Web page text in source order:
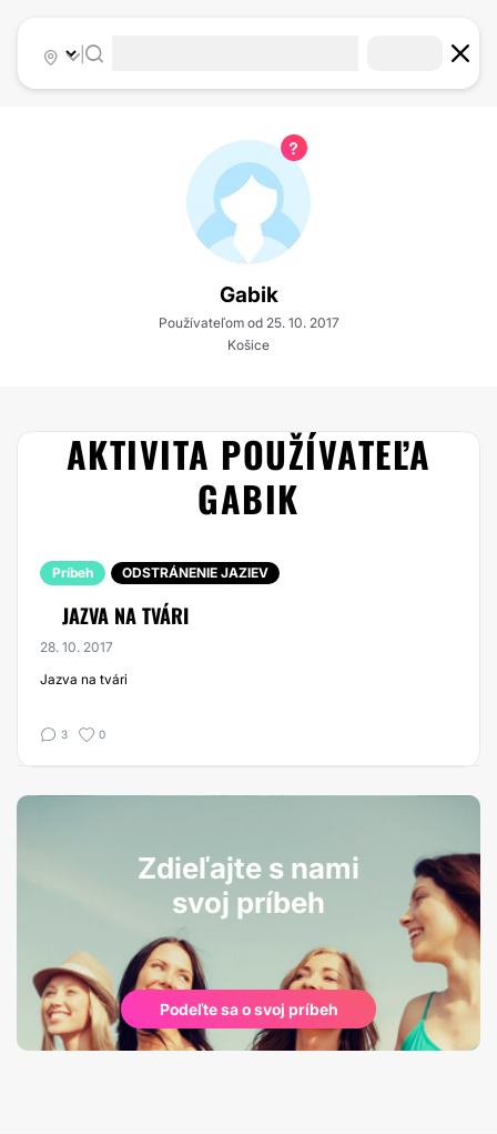
|
Gabik
Používateľom od 25. 10. 2017
Košice
AKTIVITA POUŽÍVATEĽA
GABIK
Príbeh ODSTRÁNENIE JAZIEV
JAZVA NA TVÁRI
28. 10. 2017
Jazva na tvári
3 0
Zdieľajte s nami
svoj príbeh
Podeľte sa o svoj príbeh